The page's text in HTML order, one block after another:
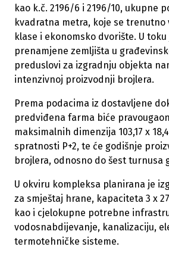
kao k.č. 2196/6 i 2196/10, ukupne
kvadratna metra, koje se trenutno
klase i ekonomsko dvorište. U
prenamjene zemljišta u
preduslovi za izgradnju objekta
intenzivnoj proizvodnji brojlera.
Prema podacima iz dostavljene
predviđena farma biće
maksimalnih dimenzija 103,17 x
spratnosti P+2, te će godišnje
brojlera, odnosno do šest turnusa
U okviru kompleksa planirana je
za smještaj hrane, kapaciteta 3 x
kao i cjelokupne potrebne
vodosnabdijevanje, kanalizaciju,
termotehničke sisteme.